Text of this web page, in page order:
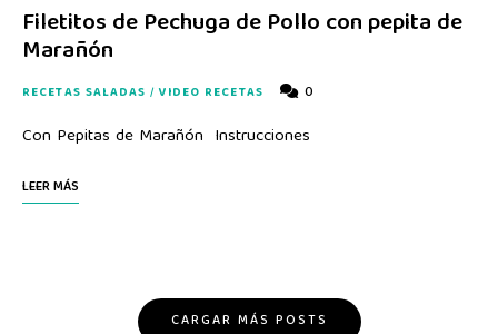
Filetitos de Pechuga de Pollo con pepita de
Marañón
RECETAS SALADAS /VIDEO RECETAS 0
Con Pepitas de Marañón Instrucciones
LEER MÁS
CARGAR MÁS POSTS